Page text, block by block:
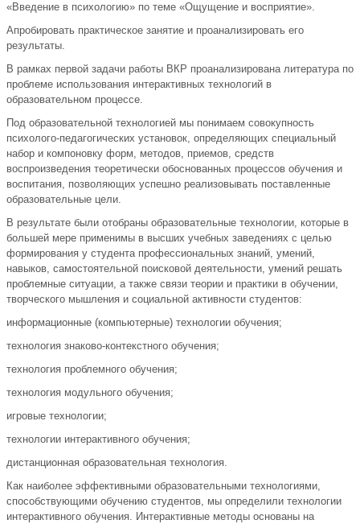
«Введение в психологию» по теме «Ощущение и восприятие».
Апробировать практическое занятие и проанализировать его
результаты.
В рамках первой задачи работы ВКР проанализирована литература по
проблеме использования интерактивных технологий в
образовательном процессе.
Под образовательной технологией мы понимаем совокупность
психолого-педагогических установок, определяющих специальный
набор и компоновку форм, методов, приемов, средств
воспроизведения теоретически обоснованных процессов обучения и
воспитания, позволяющих успешно реализовывать поставленные
образовательные цели.
В результате были отобраны образовательные технологии, которые в
большей мере применимы в высших учебных заведениях с целью
формирования у студента профессиональных знаний, умений,
навыков, самостоятельной поисковой деятельности, умений решать
проблемные ситуации, а также связи теории и практики в обучении,
творческого мышления и социальной активности студентов:
информационные (компьютерные) технологии обучения;
технология знаково-контекстного обучения;
технология проблемного обучения;
технология модульного обучения;
игровые технологии;
технологии интерактивного обучения;
дистанционная образовательная технология.
Как наиболее эффективными образовательными технологиями,
способствующими обучению студентов, мы определили технологии
интерактивного обучения. Интерактивные методы основаны на